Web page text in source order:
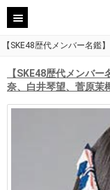
【SKE48歴代メンバー名鑑
【SKE48歴代メンバ
奈、白井琴望、菅原茉